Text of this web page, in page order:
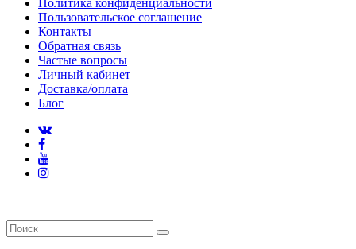
Политика конфиденциальности
Пользовательское соглашение
Контакты
Обратная связь
Частые вопросы
Личный кабинет
Доставка/оплата
Блог